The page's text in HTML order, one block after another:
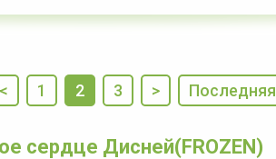
< 1 2 3 > Последняя
сердце Дисней(FROZEN)